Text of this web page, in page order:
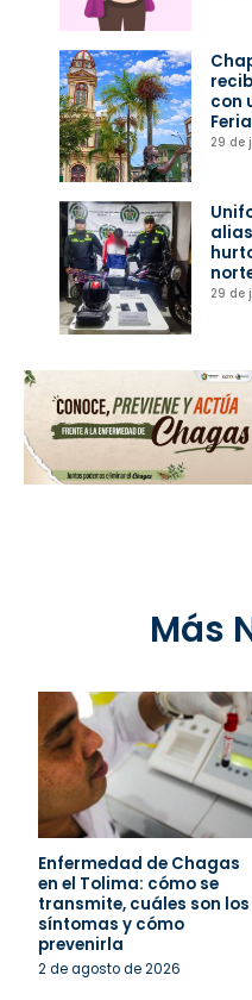
con
29 de
29 de
Más
Enfermedad de Chagas
en el Tolima: cómo se
transmite, cuáles son los
síntomas y cómo
prevenirla
2 de agosto de 2026